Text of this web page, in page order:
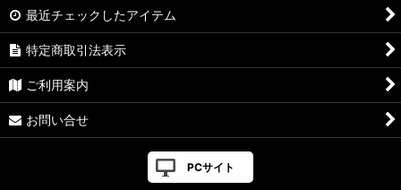
最近チェックしたアイテム
特定商取引法表示
ご利用案内
お問い合せ
PCサイト